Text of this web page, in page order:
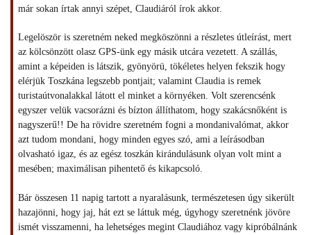
már sokan írtak annyi szépet, Claudiáról írok akkor.
Legelöször is szeretném neked megköszönni a részletes útleírást, mert
az kölcsönzött olasz GPS-ünk egy másik utcára vezetett. A szállás,
amint a képeiden is látszik, gyönyörü, tökéletes helyen fekszik hogy
elérjük Toszkána legszebb pontjait; valamint Claudia is remek
turistaútvonalakkal látott el minket a környéken. Volt szerencsénk
egyszer velük vacsorázni és bízton állíthatom, hogy szakácsnőként is
nagyszerű!! De ha rövidre szeretném fogni a mondanivalómat, akkor
azt tudom mondani, hogy minden egyes szó, ami a leírásodban
olvasható igaz, és az egész toszkán kirándulásunk olyan volt mint a
mesében; maximálisan pihentető és kikapcsoló.
Bár összesen 11 napig tartott a nyaralásunk, természetesen úgy sikerült
hazajönni, hogy jaj, hát ezt se láttuk még, úgyhogy szeretnénk jövöre
ismét visszamenni, ha lehetséges megint Claudiához vagy kipróbálnánk